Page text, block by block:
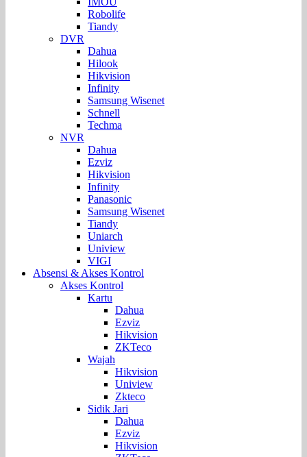
Robolife
Tiandy
DVR
Dahua
Hilook
Hikvision
Infinity
Samsung Wisenet
Schnell
Techma
NVR
Dahua
Ezviz
Hikvision
Infinity
Panasonic
Samsung Wisenet
Tiandy
Uniarch
Uniview
VIGI
Absensi & Akses Kontrol
Akses Kontrol
Kartu
Dahua
Ezviz
Hikvision
ZKTeco
Wajah
Hikvision
Uniview
Zkteco
Sidik Jari
Dahua
Ezviz
Hikvision